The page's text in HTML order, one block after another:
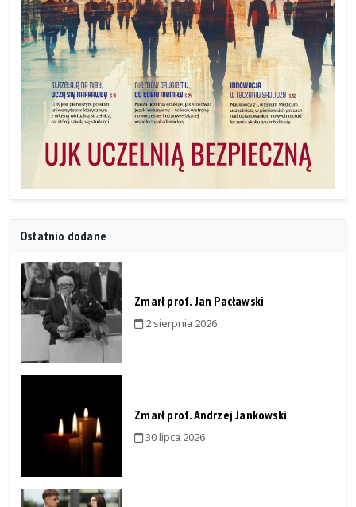
Ostatnio dodane
Zmarł prof. Jan Pacławski
2 sierpnia 2026
Zmarł prof. Andrzej Jankowski
30 lipca 2026